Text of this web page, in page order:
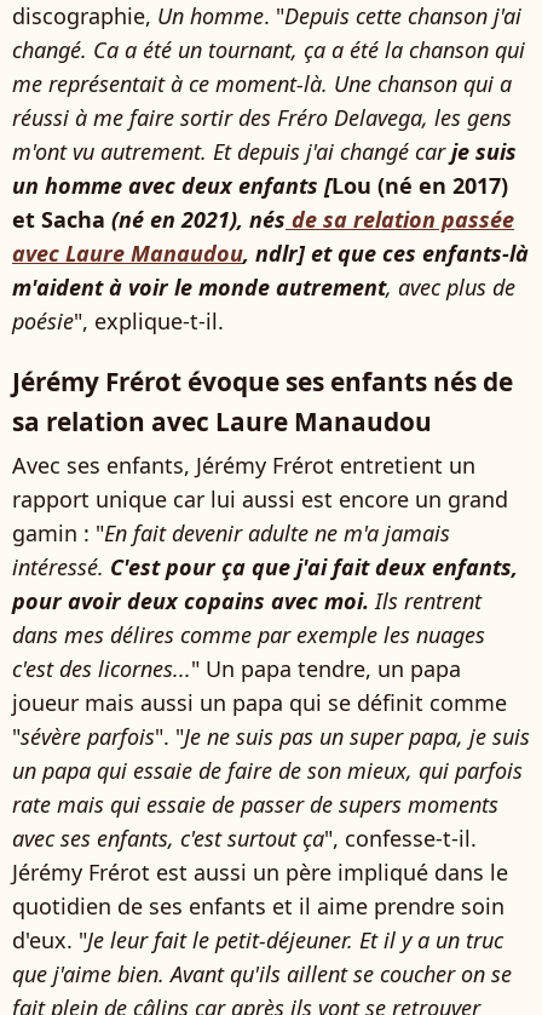
discographie, Un homme. "Depuis cette chanson j'ai
changé. Ca a été un tournant, ça a été la chanson qui
me représentait à ce moment-là. Une chanson qui a
réussi à me faire sortir des Fréro Delavega, les gens
m'ont vu autrement. Et depuis j'ai changé carje suis
un homme avec deux enfants [Lou (né en 2017)
et Sacha (né en 2021), nés de sa relation passée
avec Laure Manaudou, ndlr] et que ces enfants-là
m'aident à voir le monde autrement, avec plus de
poésie", explique-t-il.
Jérémy Frérot évoque ses enfants nés de
sa relation avec Laure Manaudou
Avec ses enfants, Jérémy Frérot entretient un
rapport unique car lui aussi est encore un grand
gamin : "En fait devenir adulte ne m'a jamais
intéressé. C'est pour ça que j'ai fait deux enfants,
pour avoir deux copains avec moi. Ils rentrent
dans mes délires comme par exemple les nuages
c'est des licornes..." Un papa tendre, un papa
joueur mais aussi un papa qui se définit comme
"sévère parfois". "Je ne suis pas un super papa, je suis
un papa qui essaie de faire de son mieux, qui parfois
rate mais qui essaie de passer de supers moments
avec ses enfants, c'est surtout ça", confesse-t-il.
Jérémy Frérot est aussi un père impliqué dans le
quotidien de ses enfants et il aime prendre soin
d'eux. "Je leur fait le petit-déjeuner. Et il y a un truc
que j'aime bien. Avant qu'ils aillent se coucher on se
fait plein de câlins car après ils vont se retrouver